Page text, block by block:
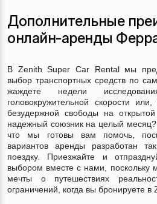
Дополнительные
онлайн-аренды
В Zenith Super Car Rental мы
выбор транспортных средств по
жаждете недели
головокружительной скорости
безудержной свободы на
надежный союзник на целый
что мы готовы вам помочь,
вариантов аренды разработан
поездку. Приезжайте и
выбором вместе с нами,
мечты о путешествиях
ограничений, когда вы бронируете в